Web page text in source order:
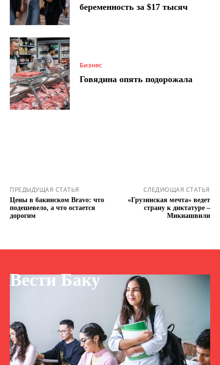
беременность за $17 тысяч
Бизнес
Говядина опять подорожала
ПРЕДЫДУЩАЯ СТАТЬЯ
Цены в бакинском Bravo: что
подешевело, а что остается
дорогим
СЛЕДУЮЩАЯ СТАТЬЯ
«Грузинская мечта» ведет
страну к диктатуре –
Микиашвили
Вести Баку